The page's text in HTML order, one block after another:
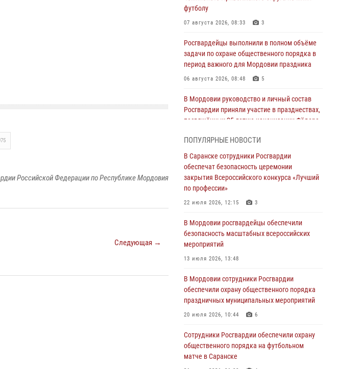
Российской Федерации по Республике Мордовия
Следующая →
футболу
07 августа 2026, 08:33 3
Росгвардейцы выполнили в полном объёме
задачи по охране общественного порядка в
период важного для Мордовии праздника
06 августа 2026, 08:48 5
В Мордовии руководство и личный состав
Росгвардии приняли участие в празднествах,
посвящённых 25-летию канонизации Фёдора
В Саранске сотрудники Росгвардии
задержали дебошира, повредившего
имущество в кафе
06 августа 2026, 07:03
В Саранске по обращению жителей
правоохранители отреагировали
незамедлительно
05 августа 2026, 15:04
В Саранске сотрудники Росгвардии
задержали мужчину, подозреваемого в
причинении телесных повреждений супруге
05 августа 2026, 12:34
Росгвардейцы обеспечили общественную
безопасность во время проведения
масштабного праздника в Темникове
ПОПУЛЯРНЫЕ НОВОСТИ
В Саранске сотрудники Росгвардии
обеспечат безопасность церемонии
закрытия Всероссийского конкурса «Лучший
по профессии»
22 июля 2026, 12:15 3
В Мордовии росгвардейцы обеспечили
безопасность масштабных всероссийских
мероприятий
13 июля 2026, 13:48
В Мордовии сотрудники Росгвардии
обеспечили охрану общественного порядка
праздничных муниципальных мероприятий
20 июля 2026, 10:44 6
Сотрудники Росгвардии обеспечили охрану
общественного порядка на футбольном
матче в Саранске